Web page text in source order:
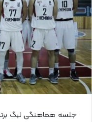
جلسه هماهنگی لیگ برتر